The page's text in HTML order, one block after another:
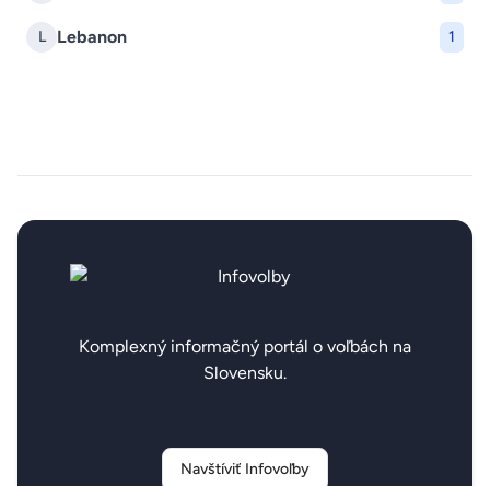
L Lebanon 1
Komplexný informačný portál o voľbách na
Slovensku.
Navštíviť Infovoľby